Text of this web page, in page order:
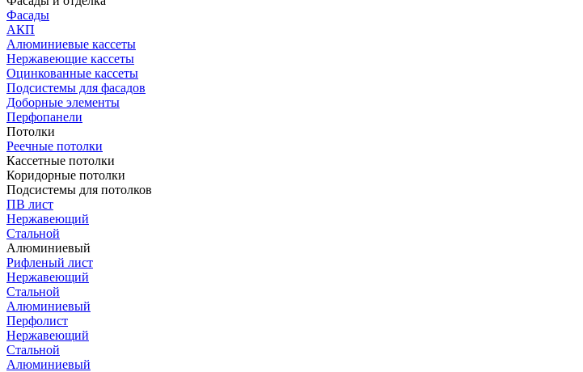
Фасады
АКП
Алюминиевые кассеты
Нержавеющие кассеты
Оцинкованные кассеты
Подсистемы для фасадов
Доборные элементы
Перфопанели
Потолки
Реечные потолки
Кассетные потолки
Коридорные потолки
Подсистемы для потолков
ПВ лист
Нержавеющий
Стальной
Алюминиевый
Рифленый лист
Нержавеющий
Стальной
Алюминиевый
Перфолист
Нержавеющий
Стальной
Алюминиевый